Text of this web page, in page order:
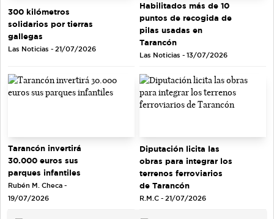
300 kilómetros
solidarios por tierras
gallegas
Las Noticias - 21/07/2026
Habilitados más de 10
puntos de recogida de
pilas usadas en
Tarancón
Las Noticias - 13/07/2026
Tarancón invertirá
30.000 euros sus
parques infantiles
Rubén M. Checa -
19/07/2026
Diputación licita las
obras para integrar los
terrenos ferroviarios
de Tarancón
R.M.C - 21/07/2026